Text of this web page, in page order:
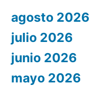
agosto 2026
julio 2026
junio 2026
mayo 2026